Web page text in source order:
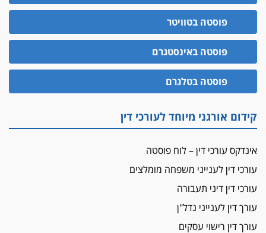
הזכות לטנף
זוכה עורך-דין שהשווה את ברק לסינוואר ואת
מאסר לעורך הדין
מאסר בפועל לעו"ד מהצפון שהגיש תביעות
פיקטיביות בשם פלסטינים
על המידתיות
ביה"ד המשמעתי ביטל השעיה לצמיתות של
אשם
עו"ד הלל בבייב הורשע בהונאת עשרות לקוחות,
ההסדר: 7-9 שנות מאסר
דין ומקרקעין
עורך דין ברמת השרון נחקר בחשד למרמה בעסקת
פוסטה בטוויטר
פוסטה באינסטגרם
פוסטה בטלגרם
קידום אורגני מיוחד לעורכי דין
אינדקס עורכי דין – לוח פוסטה
עורכי דין לענייני משפחה מומלצים
עורכי דין דיני תעבורה
עורך דין לענייני נדל"ן
עורך דין רישוי עסקים